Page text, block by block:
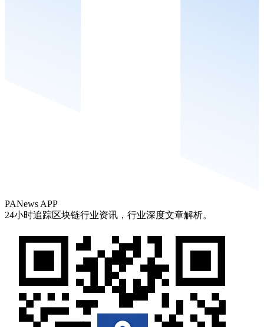
PANews APP
24小时追踪区块链行业资讯，行业深度文章解析。